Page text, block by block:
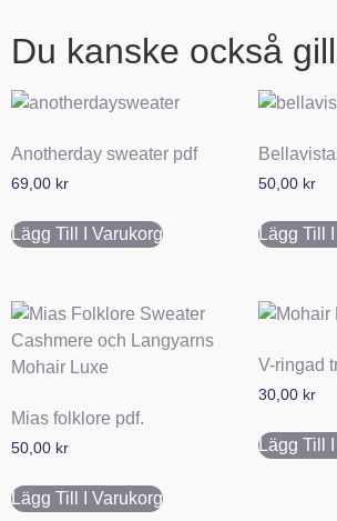
Du kanske också
Anotherday sweater pdf
69,00 kr
Lägg Till I Varukorg
50,00 kr
Lägg Till
Mias folklore pdf.
50,00 kr
Lägg Till I Varukorg
V-ringad
30,00 kr
Lägg Till